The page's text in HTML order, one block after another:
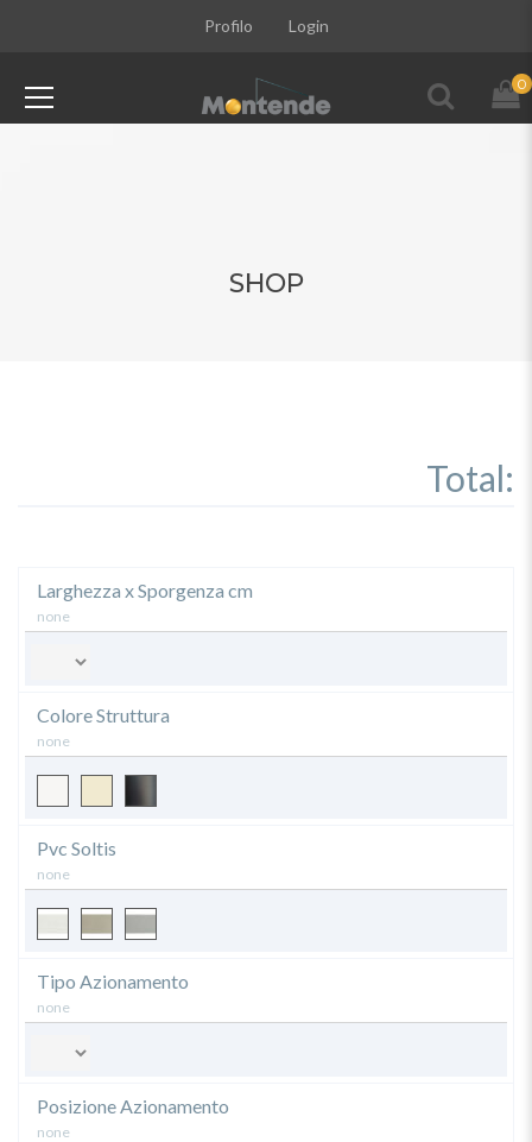
Profilo Login
0
SHOP
Larghezza x Sporgenza cm
none
Colore Struttura
none
Pvc Soltis
none
Tipo Azionamento
none
Posizione Azionamento
none
Total: